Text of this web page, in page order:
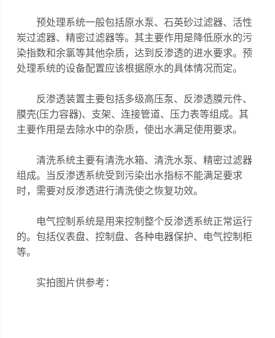
预处理系统一般包括原水泵、石英砂过滤器、活性
炭过滤器、精密过滤器等。其主要作用是降低原水的污
染指数和余氯等其他杂质，达到反渗透的进水要求。预
处理系统的设备配置应该根据原水的具体情况而定。
反渗透装置主要包括多级高压泵、反渗透膜元件、
膜壳(压力容器)、支架、连接管道、压力表等组成。其
主要作用是去除水中的杂质，使出水满足使用要求。
清洗系统主要有清洗水箱、清洗水泵、精密过滤器
组成。当反渗透系统受到污染出水指标不能满足要求
时，需要对反渗透进行清洗使之恢复功效。
电气控制系统是用来控制整个反渗透系统正常运行
的。包括仪表盘、控制盘、各种电器保护、电气控制柜
等。
实拍图片供参考：